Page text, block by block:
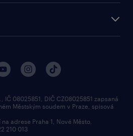
IČ 08025851, DIČ CZ08025851 zapsaná
Městským soudem v Praze, spisová
adrese Praha 1, Nové Město,
210 013